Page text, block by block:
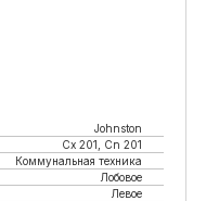
Johnston
Cx 201, Cn 201
Коммунальная техника
Лобовое
Левое